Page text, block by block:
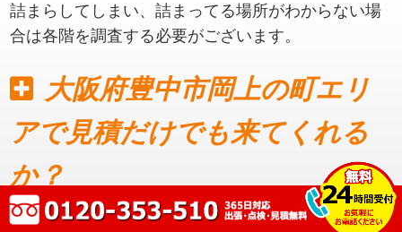
詰まらしてしまい、詰まってる場所がわからない場
合は各階を調査する必要がございます。
大阪府豊中市岡上の町エリ
アで見積だけでも来てくれる
か？
見積もりだけでも可能です。